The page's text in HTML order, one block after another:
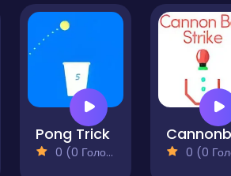
Pong Trick
0 (0 Голосів) 0 (0